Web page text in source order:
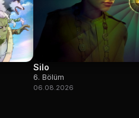
Silo
6. Bölüm
06.08.2026